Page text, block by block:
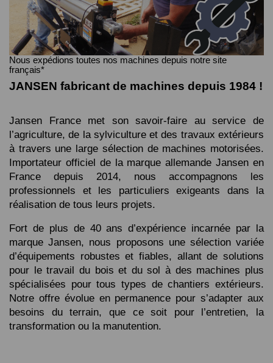
Nous expédions toutes nos machines depuis notre site
français*
JANSEN fabricant de machines depuis 1984 !
Jansen France met son savoir-faire au service de
l’agriculture, de la sylviculture et des travaux extérieurs
à travers une large sélection de machines motorisées.
Importateur officiel de la marque allemande Jansen en
France depuis 2014, nous accompagnons les
professionnels et les particuliers exigeants dans la
réalisation de tous leurs projets.
Fort de plus de 40 ans d’expérience incarnée par la
marque Jansen, nous proposons une sélection variée
d’équipements robustes et fiables, allant de solutions
pour le travail du bois et du sol à des machines plus
spécialisées pour tous types de chantiers extérieurs.
Notre offre évolue en permanence pour s’adapter aux
besoins du terrain, que ce soit pour l’entretien, la
transformation ou la manutention.